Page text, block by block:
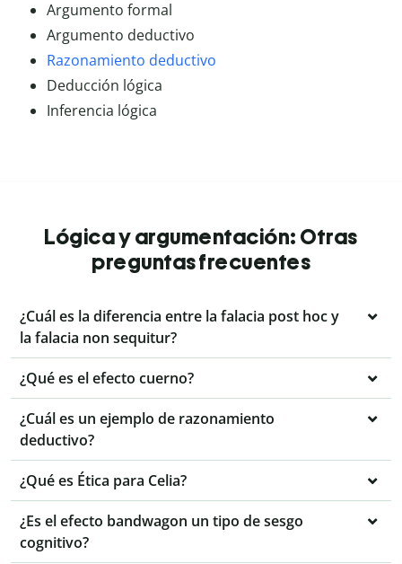
Argumento formal
Argumento deductivo
Razonamiento deductivo
Deducción lógica
Inferencia lógica
Lógica y argumentación: Otras
preguntas frecuentes
¿Cuál es la diferencia entre la falacia post hoc y
la falacia non sequitur?
¿Qué es el efecto cuerno?
¿Cuál es un ejemplo de razonamiento
deductivo?
¿Qué es Ética para Celia?
¿Es el efecto bandwagon un tipo de sesgo
cognitivo?